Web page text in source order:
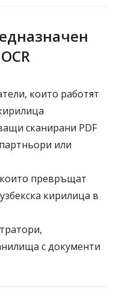
които работят
сканирани PDF
или
превръщат
кирилица в
с документи